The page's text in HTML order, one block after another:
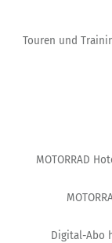
Touren und
MOTORRAD
Digital-Abo